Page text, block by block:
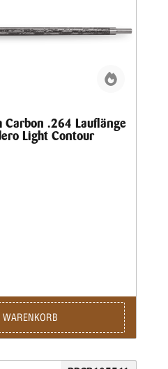
Carbon .264 Lauflänge
Light Contour